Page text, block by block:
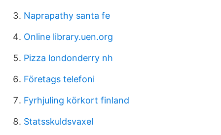
Naprapathy santa fe
Online library.uen.org
Pizza londonderry nh
Företags telefoni
Fyrhjuling körkort finland
Statsskuldsvaxel